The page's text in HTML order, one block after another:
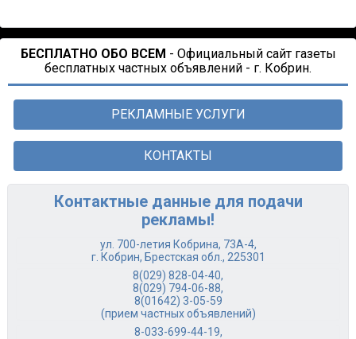
БЕСПЛАТНО ОБО ВСЕМ - Официальный сайт газеты
бесплатных частных объявлений - г. Кобрин.
РЕКЛАМНЫЕ УСЛУГИ
КОНТАКТЫ
Контактные данные для подачи
рекламы!
ул. 700-летия Кобрина, 73А-4,
г. Кобрин, Брестская обл., 225301
8(029) 828-04-40,
8(029) 794-06-88,
8(01642) 3-05-59
(прием частных объявлений)
8-033-699-44-19,